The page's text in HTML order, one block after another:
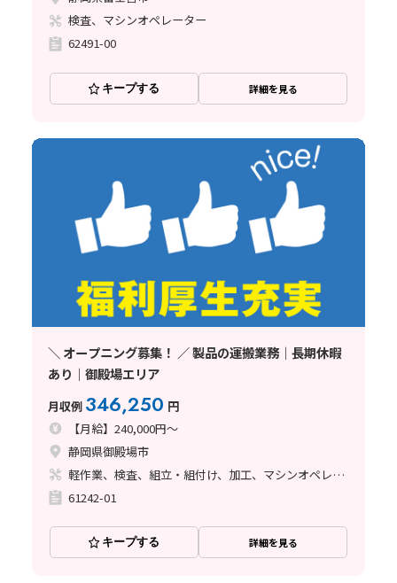
検査、マシンオペレーター
62491-00
キープする 詳細を見る
＼ オープニング募集！ ／ 製品の運搬業務｜長期休暇
あり｜御殿場エリア
月収例 346,250 円
【月給】240,000円～
静岡県御殿場市
軽作業、検査、組立・組付け、加工、マシンオペレーター、立ち作業
61242-01
キープする 詳細を見る